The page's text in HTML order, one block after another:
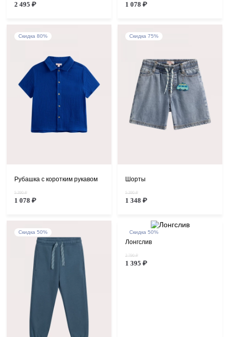
2 495 ₽ 1 078 ₽
Скидка 80%
Рубашка с коротким рукавом
5 390 ₽
1 078 ₽
Скидка 75%
Шорты
5 390 ₽
1 348 ₽
Скидка 50% Скидка 50%
Лонгслив
2 790 ₽
1 395 ₽